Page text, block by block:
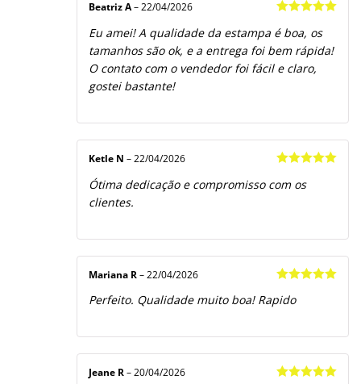
de 5
Beatriz A– 22/04/2026
Eu amei! A qualidade da estampa é boa, os
tamanhos são ok, e a entrega foi bem rápida!
O contato com o vendedor foi fácil e claro,
gostei bastante!
de 5
Ketle N – 22/04/2026
Ótima dedicação e compromisso com os
clientes.
de 5
Mariana R – 22/04/2026
Perfeito. Qualidade muito boa! Rapido
Jeane R – 20/04/2026